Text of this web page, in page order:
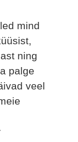
mind
ning
palge
veel